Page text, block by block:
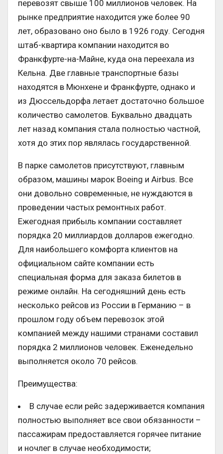
перевозят свыше 100 миллионов человек. На
рынке предприятие находится уже более 90
лет, образовано оно было в 1926 году. Сегодня
штаб-квартира компании находится во
Франкфурте-на-Майне, куда она переехала из
Кельна. Две главные транспортные базы
находятся в Мюнхене и Франкфурте, однако и
из Дюссельдорфа летает достаточно большое
количество самолетов. Буквально двадцать
лет назад компания стала полностью частной,
хотя до этих пор являлась государственной.
В парке самолетов присутствуют, главным
образом, машины марок Boeing и Airbus. Все
они довольно современные, не нуждаются в
проведении частых ремонтных работ.
Ежегодная прибыль компании составляет
порядка 20 миллиардов долларов ежегодно.
Для наибольшего комфорта клиентов на
официальном сайте компании есть
специальная форма для заказа билетов в
режиме онлайн. На сегодняшний день есть
несколько рейсов из России в Германию – в
прошлом году объем перевозок этой
компанией между нашими странами составил
порядка 2 миллионов человек. Еженедельно
выполняется около 70 рейсов.
Преимущества:
В случае если рейс задерживается компания
полностью выполняет все свои обязанности –
пассажирам предоставляется горячее питание
и ночлег в случае необходимости;